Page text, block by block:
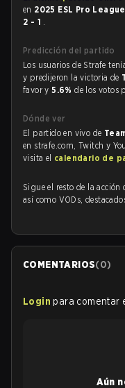
en 2025 ESL Pro
2 - 1 .
Predicción del partido
Los usuarios de Strafe
y predijeron la victoria de
favor y5.6%de los votos
Dónde ver
El partido en vivo de
en strafe.com, Twitch y
visita el calendario de
Sigue el resto de la acción
así como VODs,
COMENTARIOS(0)
Login para comentar
Aún